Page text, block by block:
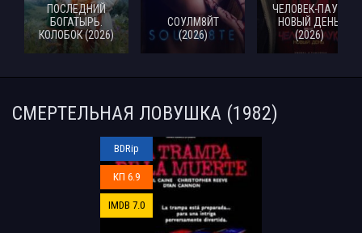
ПОСЛЕДНИЙ
БОГАТЫРЬ.
КОЛОБОК (2026)
СОУЛМ8ЙТ
(2026)
ЧЕЛОВЕК-ПАУК:
НОВЫЙ ДЕНЬ
(2026)
СМЕРТЕЛЬНАЯ ЛОВУШКА (1982)
BDRip
КП 6.9
IMDB 7.0